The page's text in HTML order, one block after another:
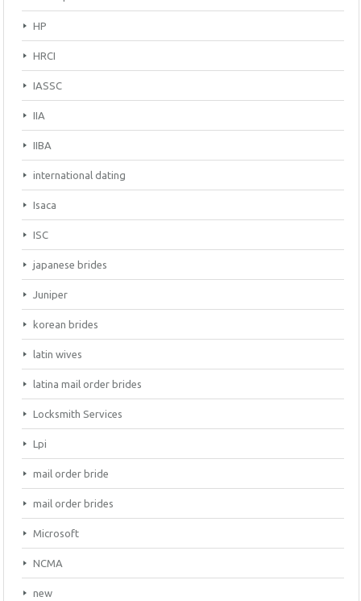
HP
HRCI
IASSC
IIA
IIBA
international dating
Isaca
ISC
japanese brides
Juniper
korean brides
latin wives
latina mail order brides
Locksmith Services
Lpi
mail order bride
mail order brides
Microsoft
NCMA
new